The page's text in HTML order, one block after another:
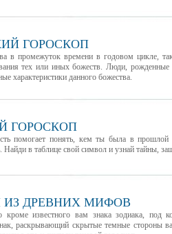
ГОРОСКОП
в промежуток времени в годовом цикле,
тех или иных божеств. Люди,
характеристики данного божества.
ГОРОСКОП
помогает понять, кем ты была в
Найди в таблице свой символ и узнай тайны,
ИЗ ДРЕВНИХ МИФОВ
кроме известного вам знака зодиака, под
раскрывающий скрытые темные стороны